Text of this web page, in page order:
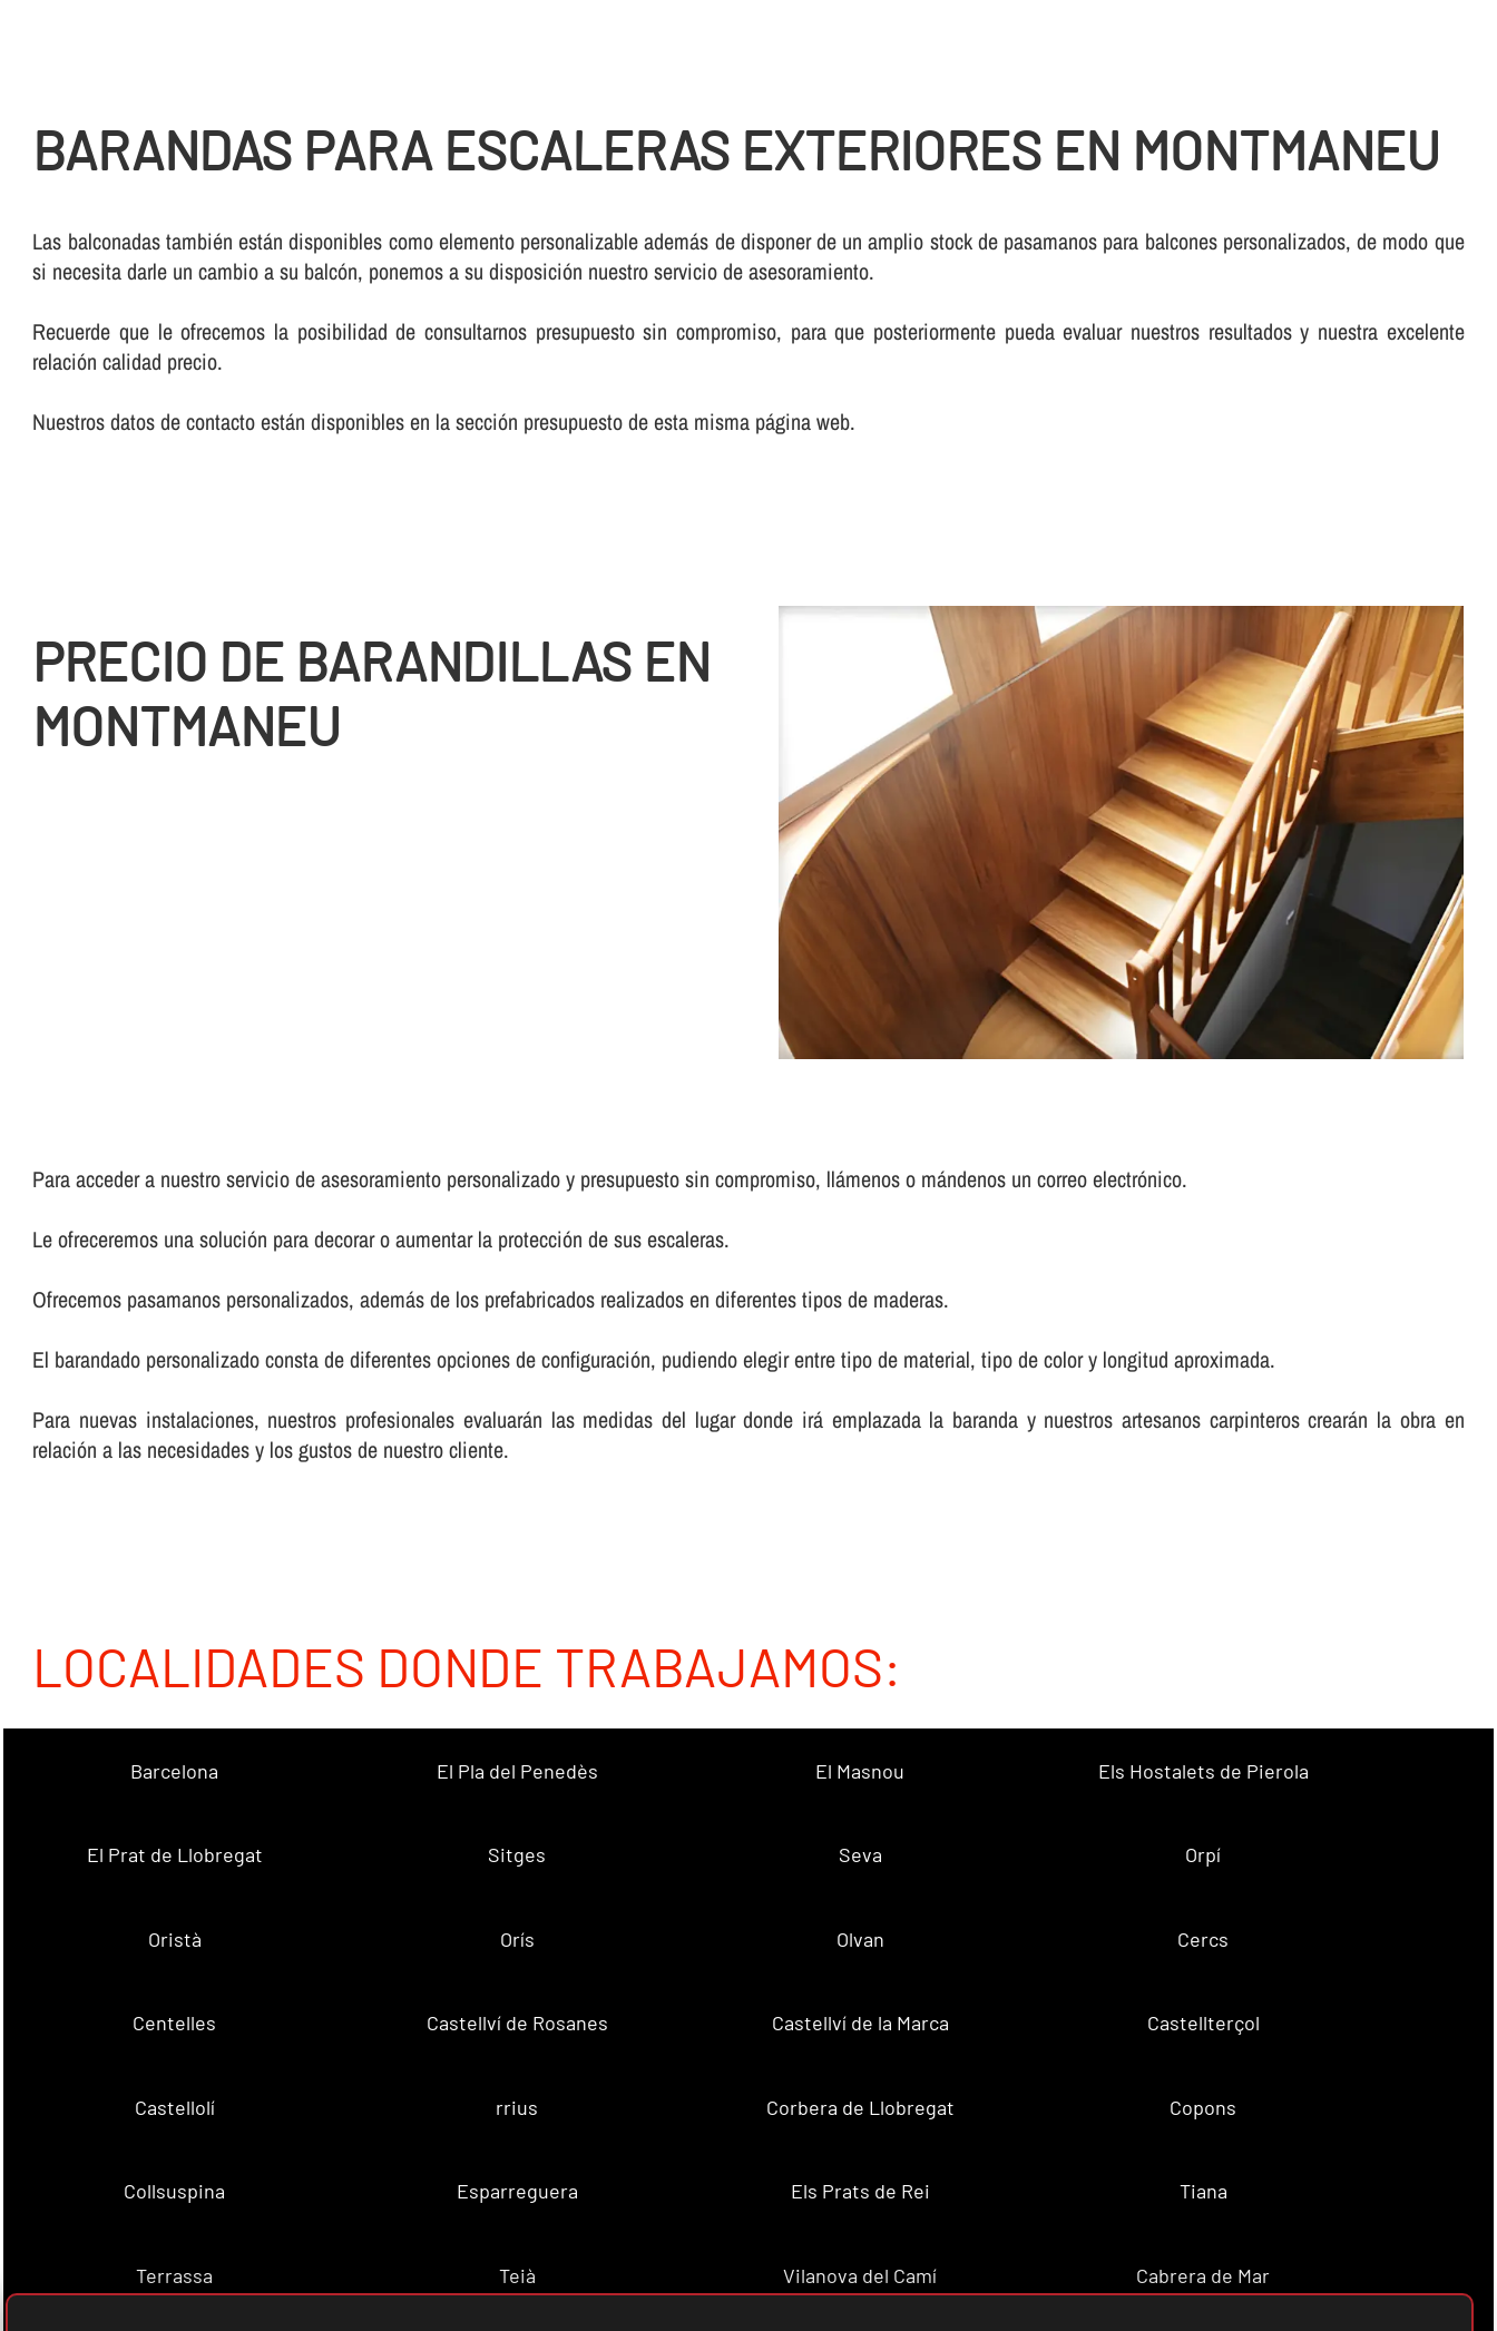
BARANDAS PARA ESCALERAS EXTERIORES EN MONTMANEU
Las balconadas también están disponibles como elemento personalizable además de disponer de un amplio stock de pasamanos para balcones personalizados, de modo que
si necesita darle un cambio a su balcón, ponemos a su disposición nuestro servicio de asesoramiento.
Recuerde que le ofrecemos la posibilidad de consultarnos presupuesto sin compromiso, para que posteriormente pueda evaluar nuestros resultados y nuestra excelente
relación calidad precio.
Nuestros datos de contacto están disponibles en la sección presupuesto de esta misma página web.
PRECIO DE BARANDILLAS EN
MONTMANEU
Para acceder a nuestro servicio de asesoramiento personalizado y presupuesto sin compromiso, llámenos o mándenos un correo electrónico.
Le ofreceremos una solución para decorar o aumentar la protección de sus escaleras.
Ofrecemos pasamanos personalizados, además de los prefabricados realizados en diferentes tipos de maderas.
El barandado personalizado consta de diferentes opciones de configuración, pudiendo elegir entre tipo de material, tipo de color y longitud aproximada.
Para nuevas instalaciones, nuestros profesionales evaluarán las medidas del lugar donde irá emplazada la baranda y nuestros artesanos carpinteros crearán la obra en
relación a las necesidades y los gustos de nuestro cliente.
LOCALIDADES DONDE TRABAJAMOS:
Barcelona El Pla del Penedès El Masnou Els Hostalets de Pierola
El Prat de Llobregat Sitges Seva Orpí
Oristà Orís Olvan Cercs
Centelles Castellví de Rosanes Castellví de la Marca Castellterçol
Castellolí rrius Corbera de Llobregat Copons
Collsuspina Esparreguera Els Prats de Rei Tiana
Terrassa Teià Vilanova del Camí Cabrera de Mar